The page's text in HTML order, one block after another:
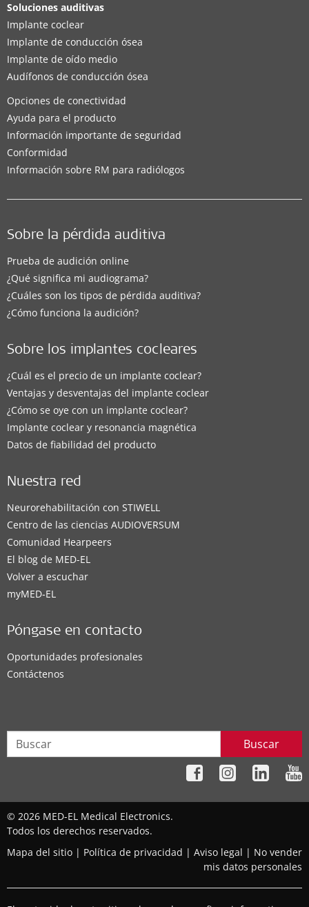
Soluciones auditivas
Implante coclear
Implante de conducción ósea
Implante de oído medio
Audífonos de conducción ósea
Opciones de conectividad
Ayuda para el producto
Información importante de seguridad
Conformidad
Información sobre RM para radiólogos
Sobre la pérdida auditiva
Prueba de audición online
¿Qué significa mi audiograma?
¿Cuáles son los tipos de pérdida auditiva?
¿Cómo funciona la audición?
Sobre los implantes cocleares
¿Cuál es el precio de un implante coclear?
Ventajas y desventajas del implante coclear
¿Cómo se oye con un implante coclear?
Implante coclear y resonancia magnética
Datos de fiabilidad del producto
Nuestra red
Neurorehabilitación con STIWELL
Centro de las ciencias AUDIOVERSUM
Comunidad Hearpeers
El blog de MED-EL
Volver a escuchar
myMED‑EL
Póngase en contacto
Oportunidades profesionales
Contáctenos
Buscar
© 2026 MED-EL Medical Electronics.
Todos los derechos reservados.
Mapa del sitio | Política de privacidad | Aviso legal | No vender
mis datos personales